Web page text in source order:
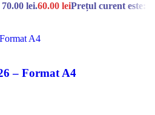
lei.60.00 leiPrețul curent este:
– Format A4